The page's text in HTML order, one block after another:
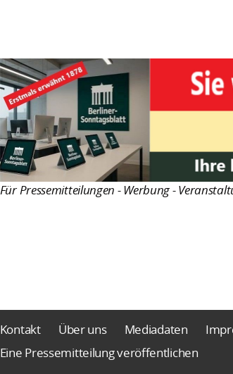
Für Pressemitteilungen - Werbung -
Kontakt Über uns Mediadaten
Eine Pressemitteilung veröffentlichen